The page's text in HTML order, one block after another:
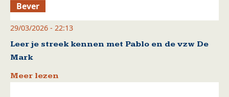
Bever
29/03/2026 - 22:13
Leer je streek kennen met Pablo en de vzw De
Mark
Meer lezen